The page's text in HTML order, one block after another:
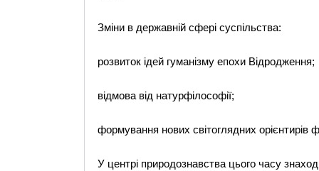
Зміни в державній сфері суспільства:
розвиток ідей гуманізму епохи Відродження;
відмова від натурфілософії;
формування нових світоглядних орієнтирів
У центрі природознавства цього часу